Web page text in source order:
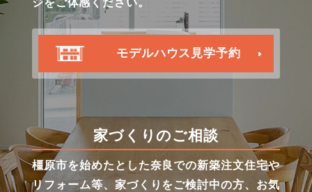
ジをご体感ください。
モデルハウス見学予約
家づくりのご相談
橿原市を始めたとした奈良での新築注文住宅や
リフォーム等、家づくりをご検討中の方、お気